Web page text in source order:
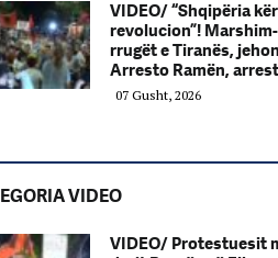
VIDEO/ “Shqipëria
revolucion”!
rrugët e Tiranës,
Arresto Ramën,
07 Gusht, 2026
VIDEO
VIDEO/ Protestuesit